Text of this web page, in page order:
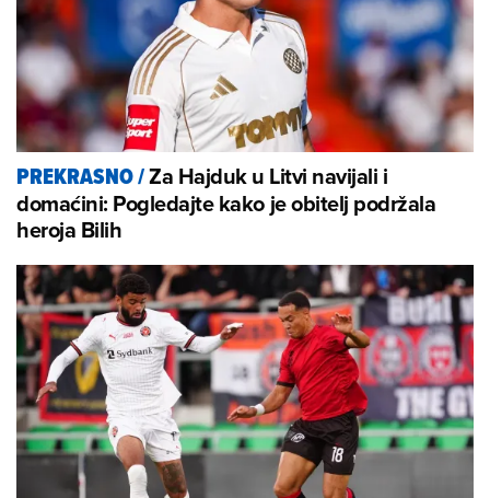
PREKRASNO/Za Hajduk u Litvi navijali i
domaćini: Pogledajte kako je obitelj podržala
heroja Bilih